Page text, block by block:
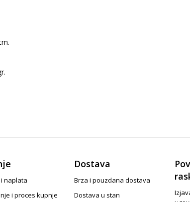
naplata
i proces kupnje
Dostava
Brza i pouzdana dostava
Dostava u stan